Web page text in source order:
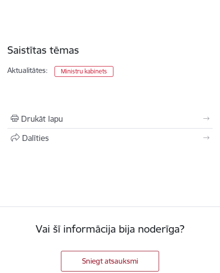
Saistītas tēmas
Aktualitātes: Ministru kabinets
Drukāt lapu
Dalīties
Vai šī informācija bija noderīga?
Sniegt atsauksmi